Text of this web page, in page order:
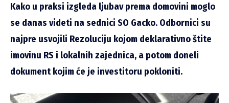
Kako u praksi izgleda ljubav prema domovini moglo
se danas videti na sednici SO Gacko. Odbornici su
najpre usvojili Rezoluciju kojom deklarativno štite
imovinu RS i lokalnih zajednica, a potom doneli
dokument kojim će je investitoru pokloniti.